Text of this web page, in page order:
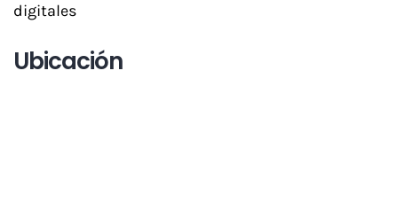
digitales
Ubicación